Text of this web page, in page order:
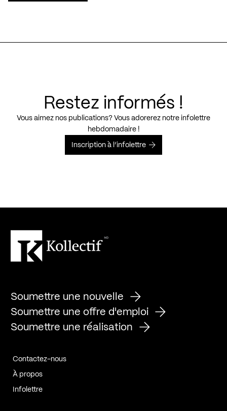
Restez informés !
Vous aimez nos publications? Vous adorerez notre infolettre
hebdomadaire !
Inscription à l’infolettre
Soumettre une nouvelle
Soumettre une offre d'emploi
Soumettre une réalisation
Contactez-nous
À propos
Infolettre